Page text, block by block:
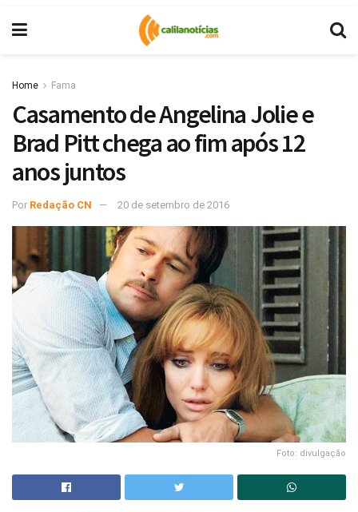
Home Fama
Casamento de Angelina Jolie e
Brad Pitt chega ao fim após 12
anos juntos
Por Redação CN 20 de setembro de 2016
Foto: divulgação